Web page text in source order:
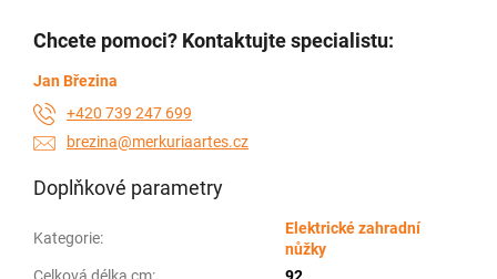
Chcete pomoci? Kontaktujte specialistu:
Jan Březina
+420 739 247 699
brezina@merkuriaartes.cz
Doplňkové parametry
Kategorie:
Elektrické zahradní
nůžky
Celková délka cm:
92